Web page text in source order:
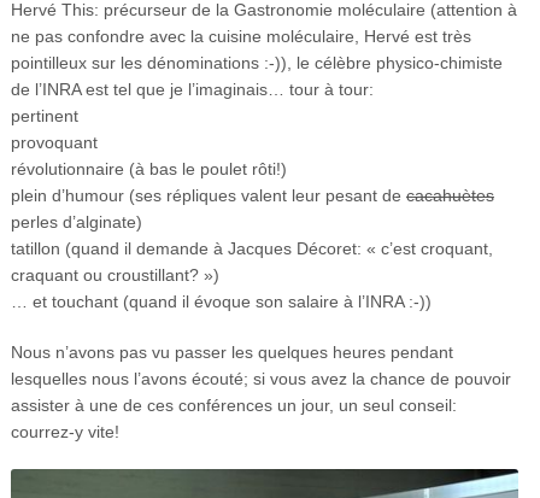
Hervé This: précurseur de la Gastronomie moléculaire (attention à
ne pas confondre avec la cuisine moléculaire, Hervé est très
pointilleux sur les dénominations :-)), le célèbre physico-chimiste
de l’INRA est tel que je l’imaginais… tour à tour:
pertinent
provoquant
révolutionnaire (à bas le poulet rôti!)
plein d’humour (ses répliques valent leur pesant de cacahuètes
perles d’alginate)
tatillon (quand il demande à Jacques Décoret: « c’est croquant,
craquant ou croustillant? »)
… et touchant (quand il évoque son salaire à l’INRA :-))
Nous n’avons pas vu passer les quelques heures pendant
lesquelles nous l’avons écouté; si vous avez la chance de pouvoir
assister à une de ces conférences un jour, un seul conseil:
courrez-y vite!